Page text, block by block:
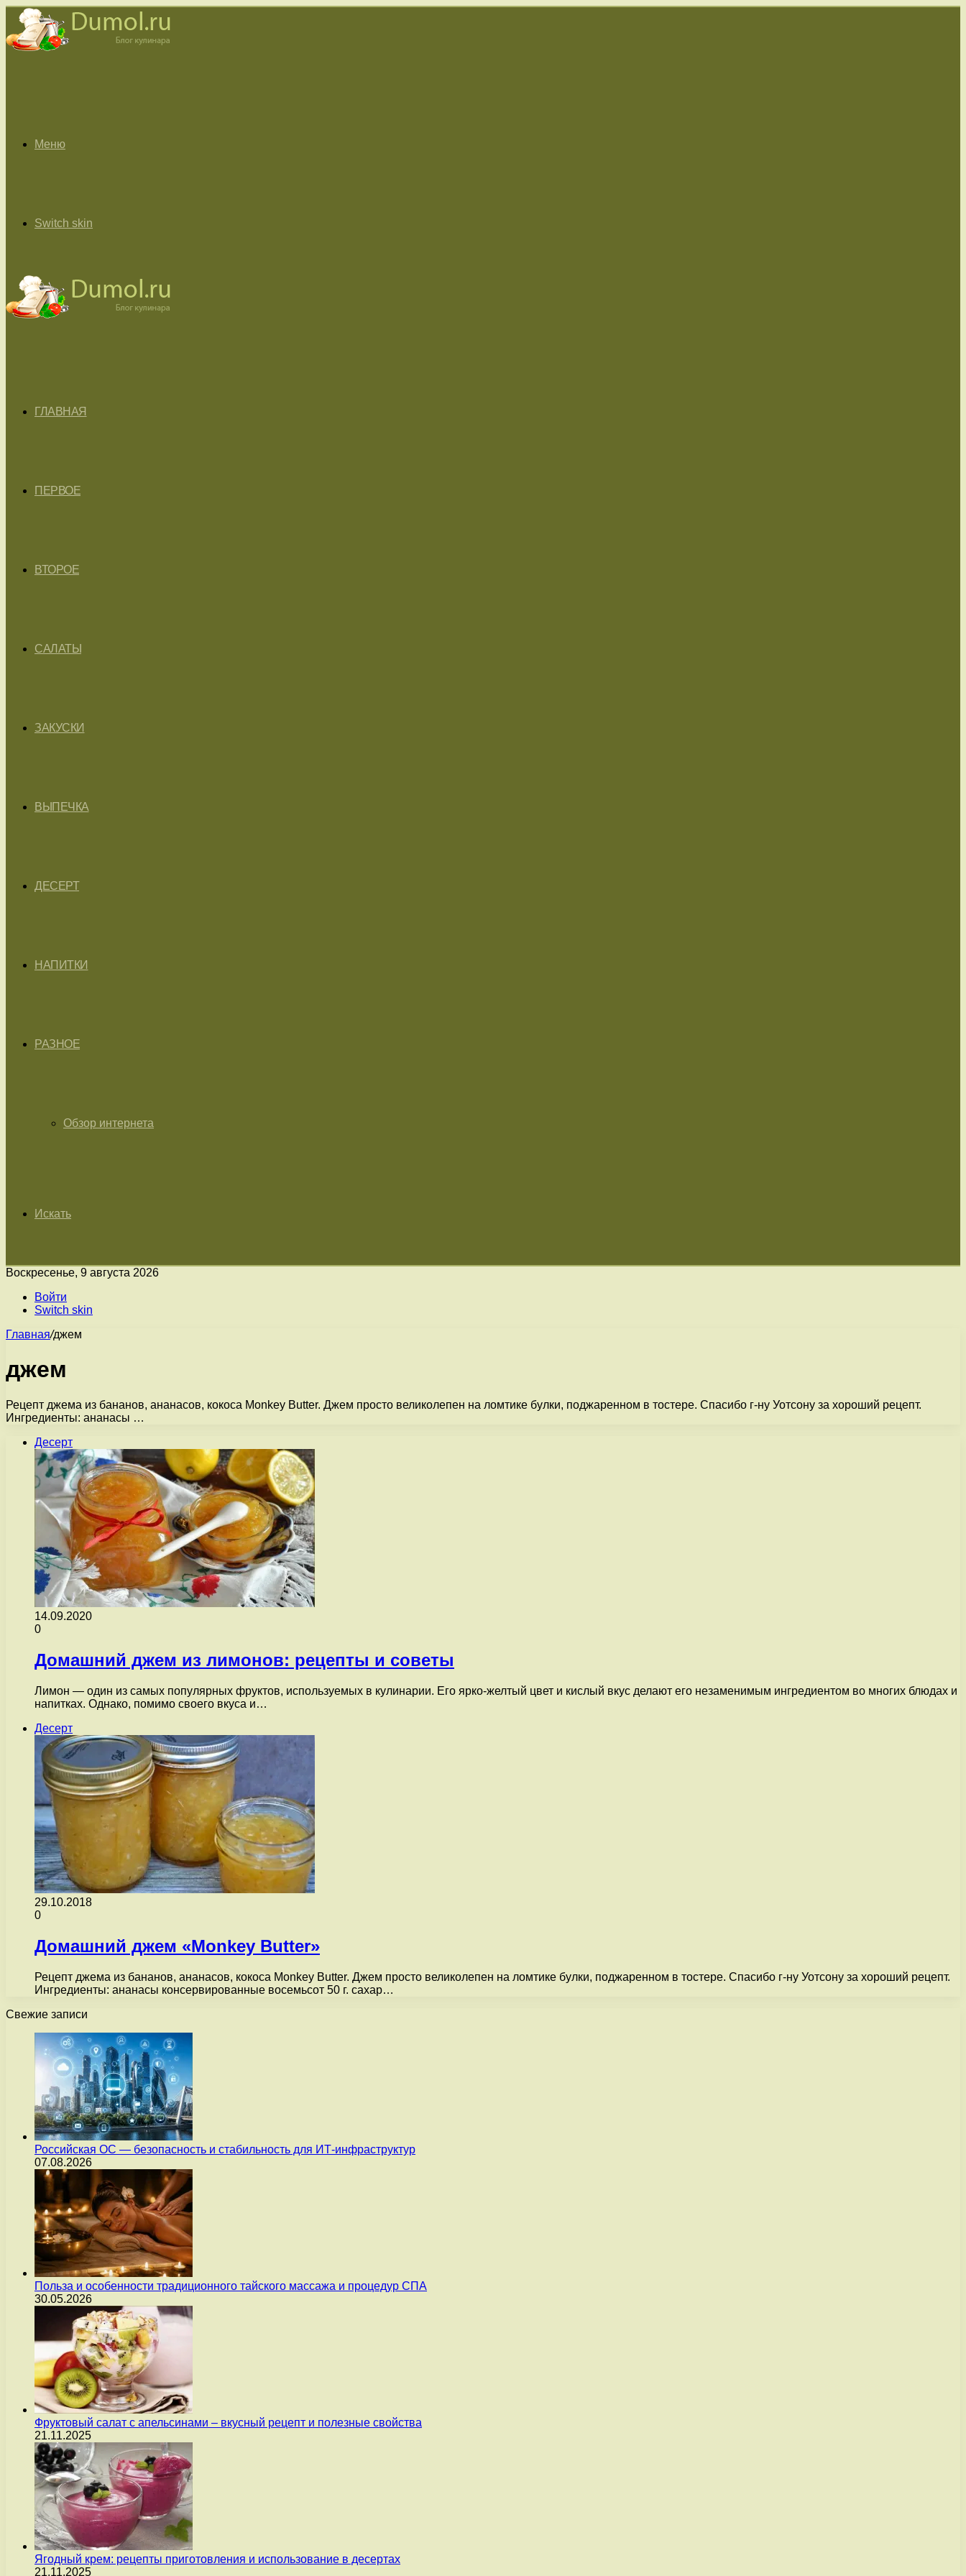
Меню
Switch skin
ГЛАВНАЯ
ПЕРВОЕ
ВТОРОЕ
САЛАТЫ
ЗАКУСКИ
ВЫПЕЧКА
ДЕСЕРТ
НАПИТКИ
РАЗНОЕ
Обзор интернета
Искать
Воскресенье, 9 августа 2026
Войти
Switch skin
Главная/джем
джем
Рецепт джема из бананов, ананасов, кокоса Monkey Butter. Джем просто великолепен на ломтике булки, поджаренном в тостере. Спасибо г-ну Уотсону за хороший рецепт.
Ингредиенты: ананасы …
Десерт
14.09.2020
0
Домашний джем из лимонов: рецепты и советы
Лимон — один из самых популярных фруктов, используемых в кулинарии. Его ярко-желтый цвет и кислый вкус делают его незаменимым ингредиентом во многих блюдах и
напитках. Однако, помимо своего вкуса и…
Десерт
29.10.2018
0
Домашний джем «Monkey Butter»
Рецепт джема из бананов, ананасов, кокоса Monkey Butter. Джем просто великолепен на ломтике булки, поджаренном в тостере. Спасибо г-ну Уотсону за хороший рецепт.
Ингредиенты: ананасы консервированные восемьсот 50 г. сахар…
Свежие записи
Российская ОС — безопасность и стабильность для ИТ-инфраструктур
07.08.2026
Польза и особенности традиционного тайского массажа и процедур СПА
30.05.2026
Фруктовый салат с апельсинами – вкусный рецепт и полезные свойства
21.11.2025
Ягодный крем: рецепты приготовления и использование в десертах
21.11.2025